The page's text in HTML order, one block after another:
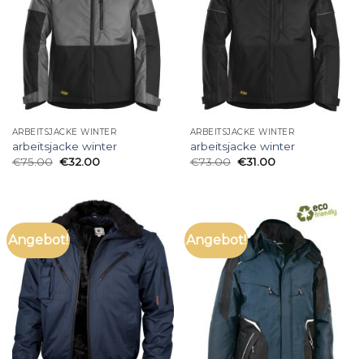
ARBEITSJACKE WINTER
arbeitsjacke winter
€75.00 €32.00
ARBEITSJACKE WINTER
arbeitsjacke winter
€73.00 €31.00
Angebot! Angebot!